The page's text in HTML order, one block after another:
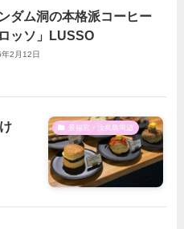
ダム洞の本格派コーヒー
ッソ」LUSSO
2月12日
景福宮・汝矣島周辺